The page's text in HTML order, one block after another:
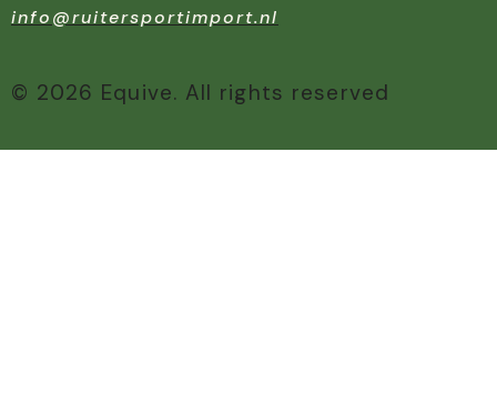
info@ruitersportimport.nl
© 2026 Equive. All rights reserved